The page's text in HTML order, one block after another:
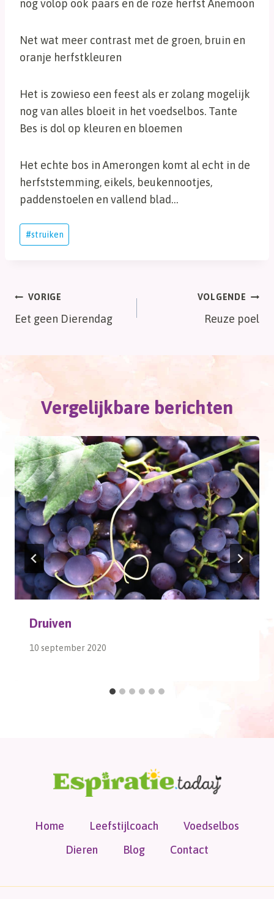
nog volop ook paars en de roze herfst Anemoon
Net wat meer contrast met de groen, bruin en
oranje herfstkleuren
Het is zowieso een feest als er zolang mogelijk
nog van alles bloeit in het voedselbos. Tante
Bes is dol op kleuren en bloemen
Het echte bos in Amerongen komt al echt in de
herfststemming, eikels, beukennootjes,
paddenstoelen en vallend blad…
Bericht
tags:
#struiken
Bericht
navigatie
VORIGE
Eet geen Dierendag
VOLGENDE
Reuze poel
Vergelijkbare berichten
Druiven
10 september 2020
Home Leefstijlcoach
Voedselbos
Dieren
Blog Contact